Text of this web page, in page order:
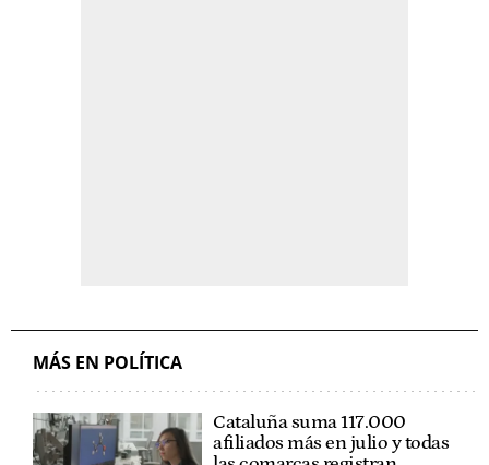
MÁS EN POLÍTICA
Cataluña suma 117.000
afiliados más en julio y todas